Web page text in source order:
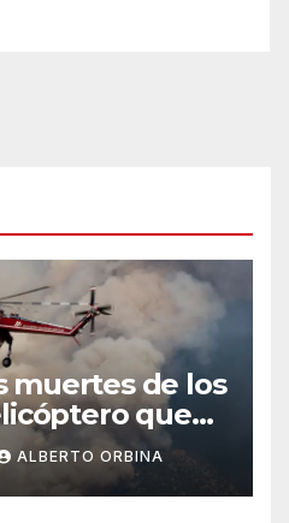
muertes de los
que
en medio
tras
Utah
ALBERTO ORBINA